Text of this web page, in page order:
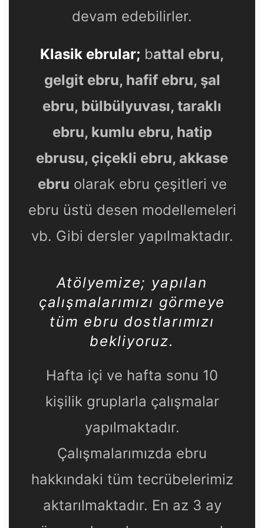
devam edebilirler.
Klasik ebrular; battal ebru,
gelgit ebru, hafif ebru, şal
ebru, bülbülyuvası, taraklı
ebru, kumlu ebru, hatip
ebrusu, çiçekli ebru, akkase
ebru olarak ebru çeşitleri ve
ebru üstü desen modellemeleri
vb. Gibi dersler yapılmaktadır.
Atölyemize; yapılan
çalışmalarımızı görmeye
tüm ebru dostlarımızı
bekliyoruz.
Hafta içi ve hafta sonu 10
kişilik gruplarla çalışmalar
yapılmaktadır.
Çalışmalarımızda ebru
hakkındaki tüm tecrübelerimiz
aktarılmaktadır. En az 3 ay